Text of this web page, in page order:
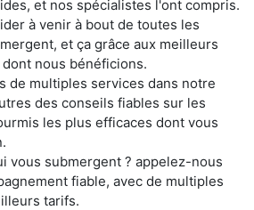
et nos spécialistes l'ont compris.
à venir à bout de toutes les
et ça grâce aux meilleurs
nous bénéficions.
de multiples services dans notre
des conseils fiables sur les
les plus efficaces dont vous
vous submergent ? appelez-nous
fiable, avec de multiples
tarifs.